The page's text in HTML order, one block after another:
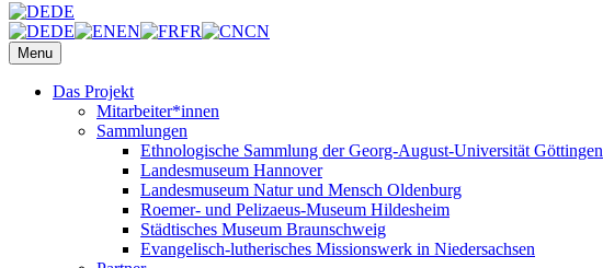
DE
DE
EN FR CN
Menu
Das Projekt
Mitarbeiter*innen
Sammlungen
Ethnologische Sammlung der Georg-August-Universität Göttingen
Landesmuseum Hannover
Landesmuseum Natur und Mensch Oldenburg
Roemer- und Pelizaeus-Museum Hildesheim
Städtisches Museum Braunschweig
Evangelisch-lutherisches Missionswerk in Niedersachsen